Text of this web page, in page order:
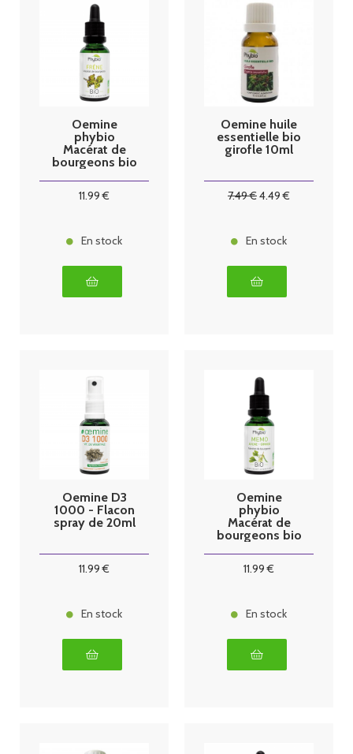
Oemine
phybio
Macérat de
bourgeons bio
11.99 €
En stock
Oemine huile
essentielle bio
girofle 10ml
7.49€4.49 €
En stock
Oemine D3
1000 - Flacon
spray de 20ml
11.99 €
En stock
Oemine
phybio
Macérat de
bourgeons bio
11.99 €
En stock